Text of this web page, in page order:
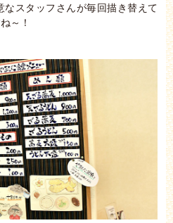
なスタッフさんが毎回描き替えて
～！